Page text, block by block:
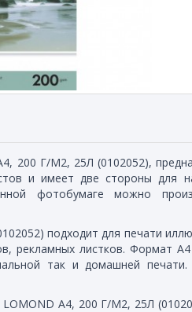
200 Г/М2, 25Л (0102052),
и имеет две стороны для
фотобумаге можно
подходит для печати
рекламных листков. Формат А4
так и домашней
A4, 200 Г/М2, 25Л